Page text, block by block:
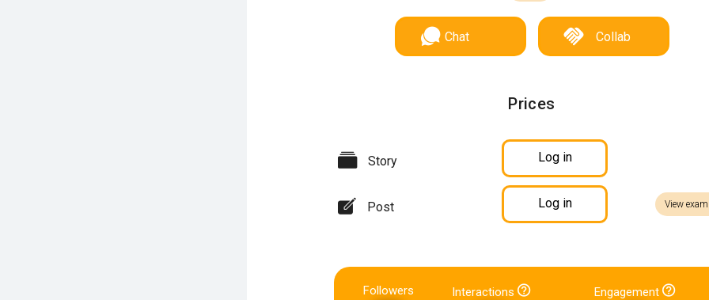
Chat Collab
Prices
Story Log in
Post Log in View
Followers Interactions Engagement